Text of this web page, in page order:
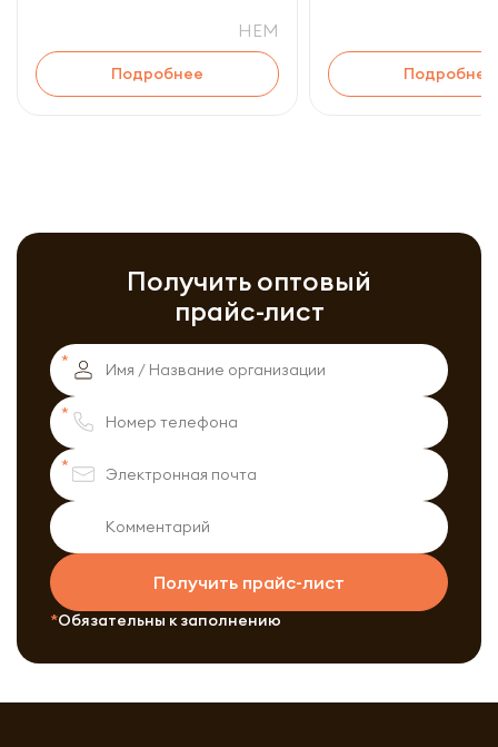
HEM
Подробнее Подробнее
Получить оптовый
прайс-лист
Получить прайс-лист
Обязательны к заполнению